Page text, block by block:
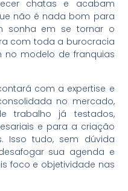
chatas e acabam
não é nada bom para
sonha em se tornar o
com toda a burocracia
no modelo de franquias
com a expertise e
no mercado,
trabalho já testados,
e para a criação
Isso tudo, sem dúvida
sua agenda e
foco e objetividade nas